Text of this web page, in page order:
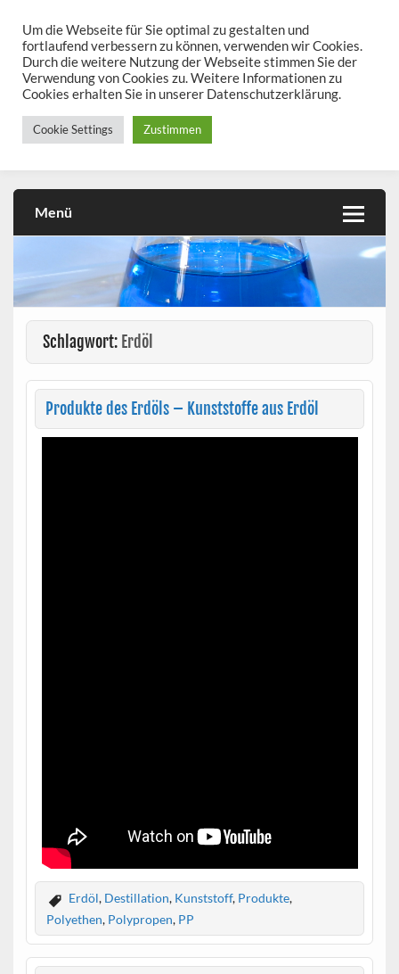
contentchemieseiten.de
Chemie kann man üben!
Menü
Schlagwort: Erdöl
Produkte des Erdöls – Kunststoffe aus Erdöl
Erdöl, Destillation, Kunststoff, Produkte,
Polyethen, Polypropen, PP
Um die Webseite für Sie optimal zu gestalten und
fortlaufend verbessern zu können, verwenden wir Cookies.
Durch die weitere Nutzung der Webseite stimmen Sie der
Verwendung von Cookies zu. Weitere Informationen zu
Cookies erhalten Sie in unserer Datenschutzerklärung.
Cookie Settings Zustimmen